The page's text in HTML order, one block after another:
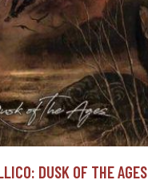
DUSK OF THE AGES